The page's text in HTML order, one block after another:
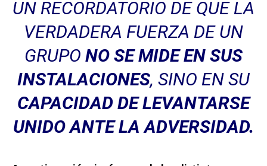
UN RECORDATORIO DE QUE LA
VERDADERA FUERZA DE UN
GRUPO NO SE MIDE EN SUS
INSTALACIONES, SINO EN SU
CAPACIDAD DE LEVANTARSE
UNIDO ANTE LA ADVERSIDAD.